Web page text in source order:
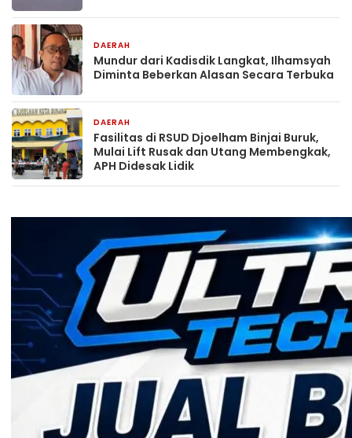
DAERAH
Mundur dari Kadisdik Langkat, Ilhamsyah
Diminta Beberkan Alasan Secara Terbuka
DAERAH
Fasilitas di RSUD Djoelham Binjai Buruk,
Mulai Lift Rusak dan Utang Membengkak,
APH Didesak Lidik